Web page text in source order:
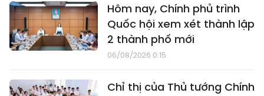
Hôm nay, Chính phủ trình
Quốc hội xem xét thành lập
2 thành phố mới
06/08/2026 0:15
Chỉ thị của Thủ tướng Chính